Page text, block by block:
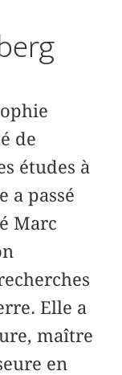
de
études à
a passé
Marc
Elle a
maître
en